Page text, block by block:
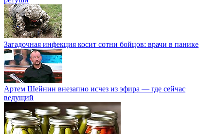
Загадочная инфекция косит сотни бойцов: врачи в панике
Артем Шейнин внезапно исчез из эфира — где сейчас
ведущий